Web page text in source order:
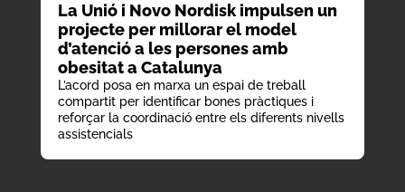
La Unió i Novo Nordisk impulsen un
projecte per millorar el model
d’atenció a les persones amb
obesitat a Catalunya
L’acord posa en marxa un espai de treball
compartit per identificar bones pràctiques i
reforçar la coordinació entre els diferents nivells
assistencials